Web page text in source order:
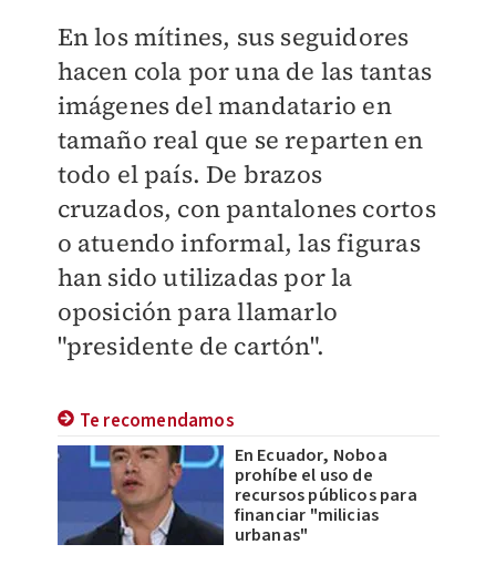
En los mítines, sus seguidores
hacen cola por una de las tantas
imágenes del mandatario en
tamaño real que se reparten en
todo el país. De brazos
cruzados, con pantalones cortos
o atuendo informal, las figuras
han sido utilizadas por la
oposición para llamarlo
"presidente de cartón".
Te recomendamos
En Ecuador, Noboa
prohíbe el uso de
recursos públicos para
financiar "milicias
urbanas"